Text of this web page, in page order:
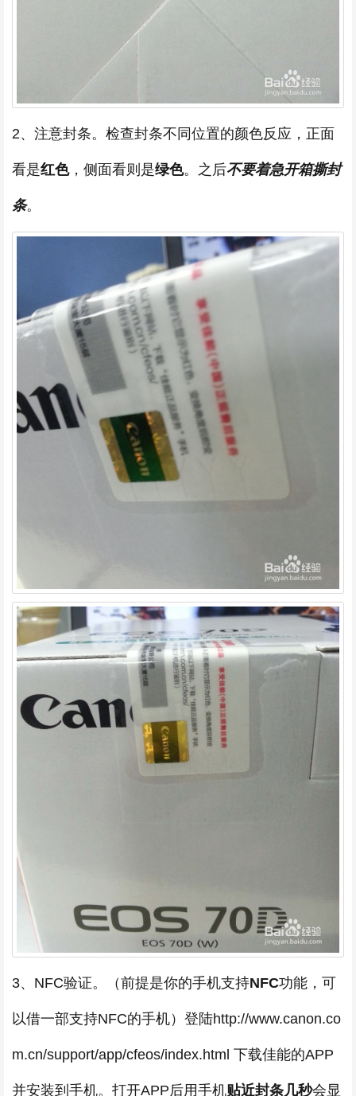
2、注意封条。检查封条不同位置的颜色反应，正面
看是红色，侧面看则是绿色。之后不要着急开箱撕封
条。
3、NFC验证。（前提是你的手机支持NFC功能，可
以借一部支持NFC的手机）登陆http://www.canon.co
m.cn/support/app/cfeos/index.html 下载佳能的APP
并安装到手机。打开APP后用手机贴近封条几秒会显